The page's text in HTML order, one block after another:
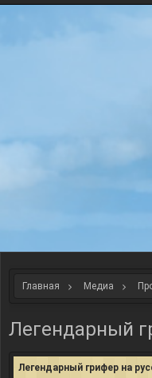
Главная Медиа
Легендарный
Легендарный грифер на